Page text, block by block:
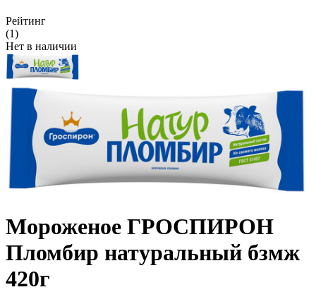
Рейтинг
(1)
Нет в наличии
Мороженое ГРОСПИРОН
Пломбир натуральный бзмж
420г